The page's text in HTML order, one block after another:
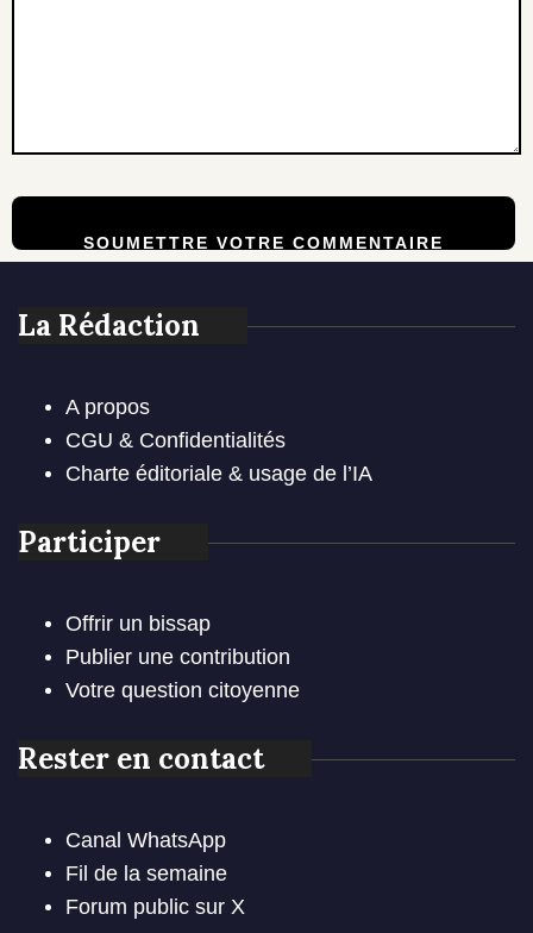
La Rédaction
A propos
CGU & Confidentialités
Charte éditoriale & usage de l’IA
Participer
Offrir un bissap
Publier une contribution
Votre question citoyenne
Rester en contact
Canal WhatsApp
Fil de la semaine
Forum public sur X